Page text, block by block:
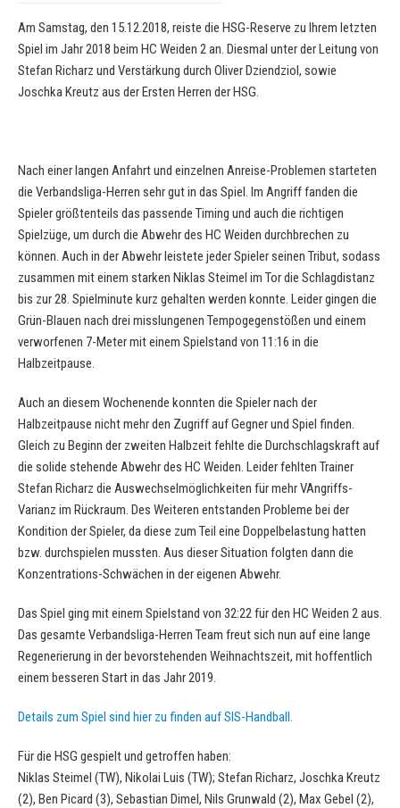
Am Samstag, den 15.12.2018, reiste die HSG-Reserve zu Ihrem letzten
Spiel im Jahr 2018 beim HC Weiden 2 an. Diesmal unter der Leitung von
Stefan Richarz und Verstärkung durch Oliver Dziendziol, sowie
Joschka Kreutz aus der Ersten Herren der HSG.
Nach einer langen Anfahrt und einzelnen Anreise-Problemen starteten
die Verbandsliga-Herren sehr gut in das Spiel. Im Angriff fanden die
Spieler größtenteils das passende Timing und auch die richtigen
Spielzüge, um durch die Abwehr des HC Weiden durchbrechen zu
können. Auch in der Abwehr leistete jeder Spieler seinen Tribut, sodass
zusammen mit einem starken Niklas Steimel im Tor die Schlagdistanz
bis zur 28. Spielminute kurz gehalten werden konnte. Leider gingen die
Grün-Blauen nach drei misslungenen Tempogegenstößen und einem
verworfenen 7-Meter mit einem Spielstand von 11:16 in die
Halbzeitpause.
Auch an diesem Wochenende konnten die Spieler nach der
Halbzeitpause nicht mehr den Zugriff auf Gegner und Spiel finden.
Gleich zu Beginn der zweiten Halbzeit fehlte die Durchschlagskraft auf
die solide stehende Abwehr des HC Weiden. Leider fehlten Trainer
Stefan Richarz die Auswechselmöglichkeiten für mehr VAngriffs-
Varianz im Rückraum. Des Weiteren entstanden Probleme bei der
Kondition der Spieler, da diese zum Teil eine Doppelbelastung hatten
bzw. durchspielen mussten. Aus dieser Situation folgten dann die
Konzentrations-Schwächen in der eigenen Abwehr.
Das Spiel ging mit einem Spielstand von 32:22 für den HC Weiden 2 aus.
Das gesamte Verbandsliga-Herren Team freut sich nun auf eine lange
Regenerierung in der bevorstehenden Weihnachtszeit, mit hoffentlich
einem besseren Start in das Jahr 2019.
Details zum Spiel sind hier zu finden auf SIS-Handball.
Für die HSG gespielt und getroffen haben:
Niklas Steimel (TW), Nikolai Luis (TW); Stefan Richarz, Joschka Kreutz
(2), Ben Picard (3), Sebastian Dimel, Nils Grunwald (2), Max Gebel (2),